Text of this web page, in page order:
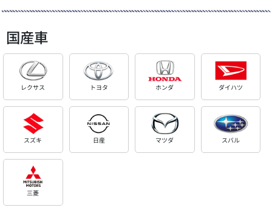
国産車
レクサス トヨタ ホンダ ダイハツ
スズキ 日産 マツダ スバル
三菱